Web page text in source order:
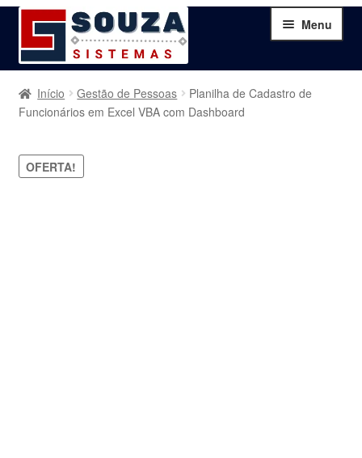
Pular
para
navegação
Pular
para
o
conteúdo
Menu
Home
Serviços
Início Gestão de Pessoas
Planilha de Cadastro de
Funcionários em Excel VBA com Dashboard
OFERTA!